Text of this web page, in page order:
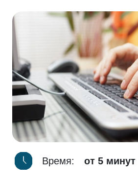
Время: от 5 минут